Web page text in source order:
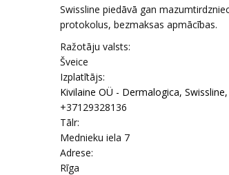
Swissline piedāvā gan
protokolus, bezmaksas apmācības.
Ražotāju valsts:
Šveice
Izplatītājs:
Kivilaine OÜ - Dermalogica,
+37129328136
Tālr:
Mednieku iela 7
Adrese:
Rīga